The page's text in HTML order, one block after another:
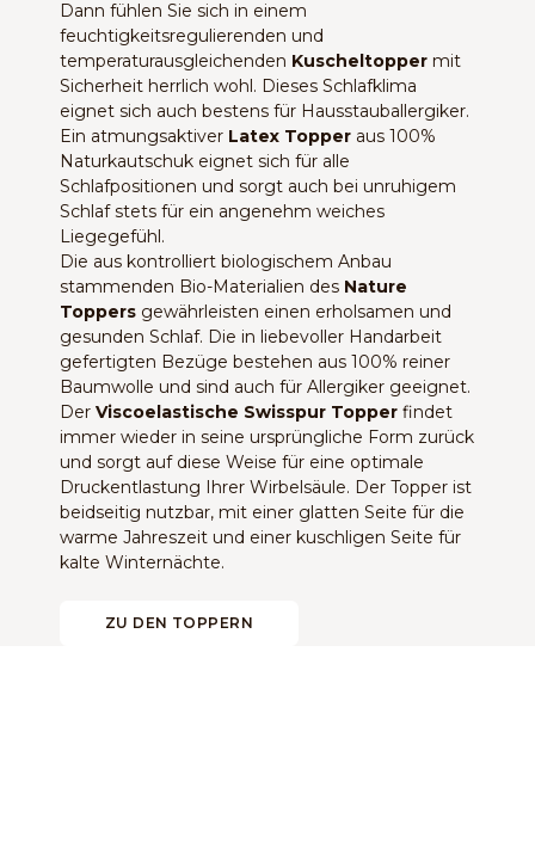
Dann fühlen Sie sich in einem
feuchtigkeitsregulierenden und
temperaturausgleichenden Kuscheltopper mit
Sicherheit herrlich wohl. Dieses Schlafklima
eignet sich auch bestens für Hausstauballergiker.
Ein atmungsaktiver Latex Topper aus 100%
Naturkautschuk eignet sich für alle
Schlafpositionen und sorgt auch bei unruhigem
Schlaf stets für ein angenehm weiches
Liegegefühl.
Die aus kontrolliert biologischem Anbau
stammenden Bio-Materialien des Nature
Toppers gewährleisten einen erholsamen und
gesunden Schlaf. Die in liebevoller Handarbeit
gefertigten Bezüge bestehen aus 100% reiner
Baumwolle und sind auch für Allergiker geeignet.
Der Viscoelastische Swisspur Topper findet
immer wieder in seine ursprüngliche Form zurück
und sorgt auf diese Weise für eine optimale
Druckentlastung Ihrer Wirbelsäule. Der Topper ist
beidseitig nutzbar, mit einer glatten Seite für die
warme Jahreszeit und einer kuschligen Seite für
kalte Winternächte.
ZU DEN TOPPERN